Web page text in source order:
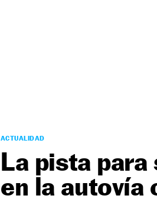
ACTUALIDAD
La pista
en la autovía